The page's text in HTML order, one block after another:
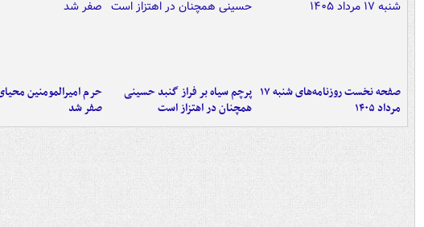
صفحه نخست روزنامه‌های شنبه ۱۷
مرداد ۱۴۰۵
پرچم سیاه بر فراز گنبد حسینی
همچنان در اهتزاز است
حرم امیرالمومنین
صفر شد